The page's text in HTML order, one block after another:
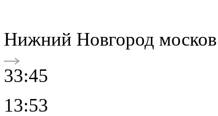
Нижний Новгород москов
33:45
13:53